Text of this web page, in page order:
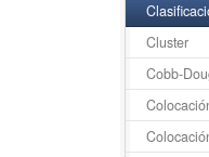
Cluster
Cobb-